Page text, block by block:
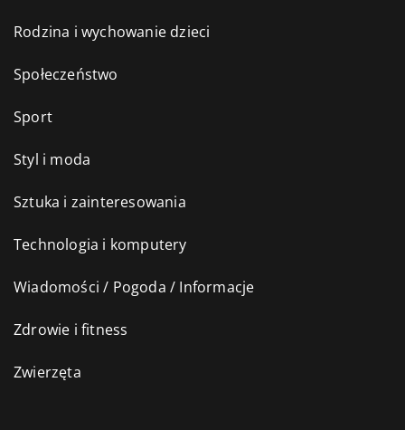
Rodzina i wychowanie dzieci
Społeczeństwo
Sport
Styl i moda
Sztuka i zainteresowania
Technologia i komputery
Wiadomości / Pogoda / Informacje
Zdrowie i fitness
Zwierzęta